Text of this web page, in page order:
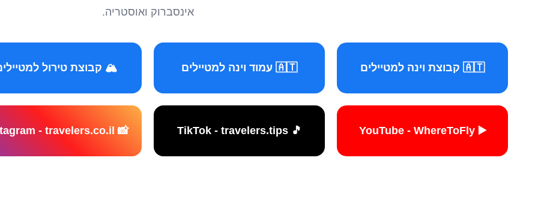
אינסברוק ואוסטריה.
🇦🇹 קבוצת וינה למטיילים 🇦🇹 עמוד וינה למטיילים 🏔️ קבוצת טירול
▶️ YouTube - WhereToFly
🎵 TikTok - travelers.tips
📸 Instagram - travelers.co.il